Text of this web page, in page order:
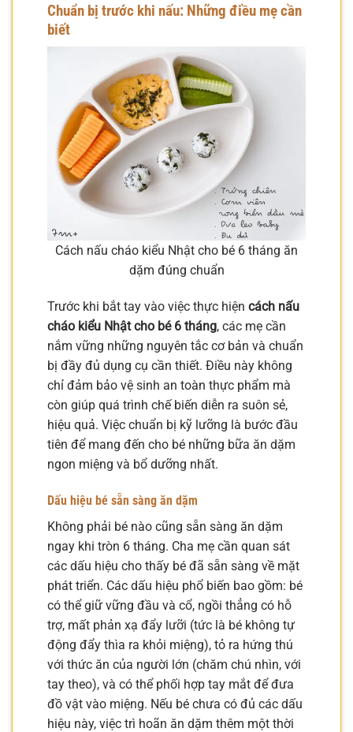
Chuẩn bị trước khi nấu: Những điều mẹ cần
biết
Cách nấu cháo kiểu Nhật cho bé 6 tháng ăn
dặm đúng chuẩn
Trước khi bắt tay vào việc thực hiện cách nấu
cháo kiểu Nhật cho bé 6 tháng, các mẹ cần
nắm vững những nguyên tắc cơ bản và chuẩn
bị đầy đủ dụng cụ cần thiết. Điều này không
chỉ đảm bảo vệ sinh an toàn thực phẩm mà
còn giúp quá trình chế biến diễn ra suôn sẻ,
hiệu quả. Việc chuẩn bị kỹ lưỡng là bước đầu
tiên để mang đến cho bé những bữa ăn dặm
ngon miệng và bổ dưỡng nhất.
Dấu hiệu bé sẵn sàng ăn dặm
Không phải bé nào cũng sẵn sàng ăn dặm
ngay khi tròn 6 tháng. Cha mẹ cần quan sát
các dấu hiệu cho thấy bé đã sẵn sàng về mặt
phát triển. Các dấu hiệu phổ biến bao gồm: bé
có thể giữ vững đầu và cổ, ngồi thẳng có hỗ
trợ, mất phản xạ đẩy lưỡi (tức là bé không tự
động đẩy thìa ra khỏi miệng), tỏ ra hứng thú
với thức ăn của người lớn (chăm chú nhìn, với
tay theo), và có thể phối hợp tay mắt để đưa
đồ vật vào miệng. Nếu bé chưa có đủ các dấu
hiệu này, việc trì hoãn ăn dặm thêm một thời